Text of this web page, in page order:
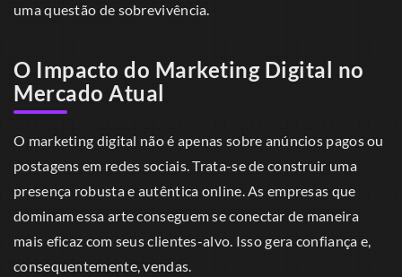
uma questão de sobrevivência.
O Impacto do Marketing Digital no
Mercado Atual
O marketing digital não é apenas sobre anúncios pagos ou
postagens em redes sociais. Trata-se de construir uma
presença robusta e autêntica online. As empresas que
dominam essa arte conseguem se conectar de maneira
mais eficaz com seus clientes-alvo. Isso gera confiança e,
consequentemente, vendas.